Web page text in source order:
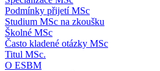
Podmínky přijetí MSc
Studium MSc na zkoušku
Školné MSc
Často kladené otázky MSc
Titul MSc.
O ESBM